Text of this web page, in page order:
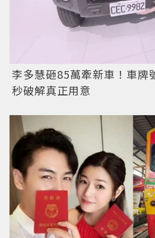
李多慧砸85萬牽新車！車
秒破解真正用意